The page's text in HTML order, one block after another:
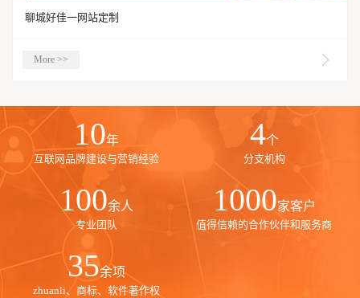
聊城好佳一网站定制
More >>
10年
互联网品牌建设与营销经验
4个
分支机构
100余人
专业团队
1000家客户
值得信赖的合作伙伴和服务商
35余项
zhuanli、商标、软件著作权